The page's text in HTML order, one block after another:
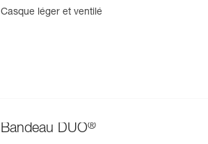
Casque léger et ventilé
Bandeau DUO®